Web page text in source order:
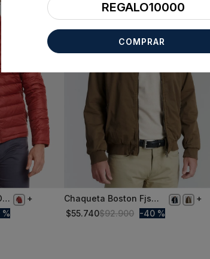
%
M
Chaqueta Boston Fjs
Camel
$55.740$92.900 40 %
REGALO10000
COMPRAR